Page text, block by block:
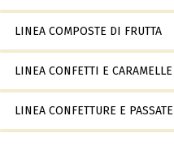
LINEA COMPOSTE DI FRUTTA
LINEA CONFETTI E CARAMELLE
LINEA CONFETTURE E PASSATE